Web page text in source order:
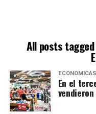
All posts
ECONÓMICAS
En el